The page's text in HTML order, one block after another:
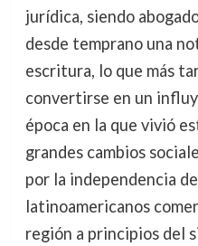
jurídica, siendo
desde temprano una
escritura, lo que más
convertirse en un
época en la que vivió
grandes cambios
por la independencia
latinoamericanos
región a principios del